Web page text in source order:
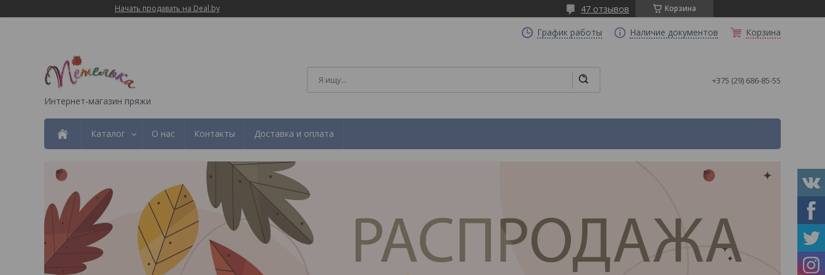
Начать продавать на Deal.by Корзина
47 отзывов
График работы Наличие документов Корзина
Интернет-магазин пряжи
+375 (29) 686-85-55
Каталог О нас Контакты Доставка и оплата